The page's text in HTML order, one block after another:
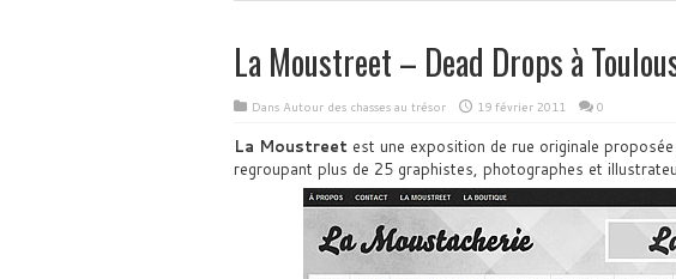
La Moustreet – Dead Drops à
Dans Autour des chasses au trésor 19 février 2011 0
La Moustreetest une exposition de rue originale
regroupant plus de 25 graphistes, photographes et